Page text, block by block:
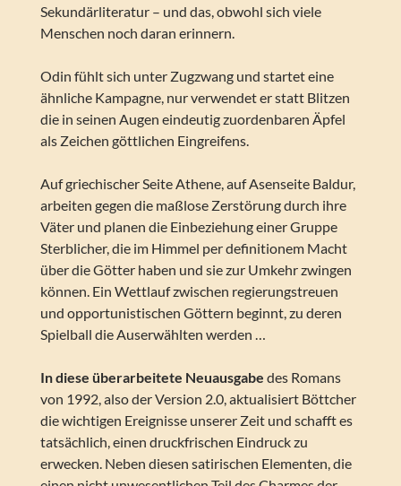
Sekundärliteratur – und das, obwohl sich viele
Menschen noch daran erinnern.
Odin fühlt sich unter Zugzwang und startet eine
ähnliche Kampagne, nur verwendet er statt Blitzen
die in seinen Augen eindeutig zuordenbaren Äpfel
als Zeichen göttlichen Eingreifens.
Auf griechischer Seite Athene, auf Asenseite Baldur,
arbeiten gegen die maßlose Zerstörung durch ihre
Väter und planen die Einbeziehung einer Gruppe
Sterblicher, die im Himmel per definitionem Macht
über die Götter haben und sie zur Umkehr zwingen
können. Ein Wettlauf zwischen regierungstreuen
und opportunistischen Göttern beginnt, zu deren
Spielball die Auserwählten werden …
In diese überarbeitete Neuausgabe des Romans
von 1992, also der Version 2.0, aktualisiert Böttcher
die wichtigen Ereignisse unserer Zeit und schafft es
tatsächlich, einen druckfrischen Eindruck zu
erwecken. Neben diesen satirischen Elementen, die